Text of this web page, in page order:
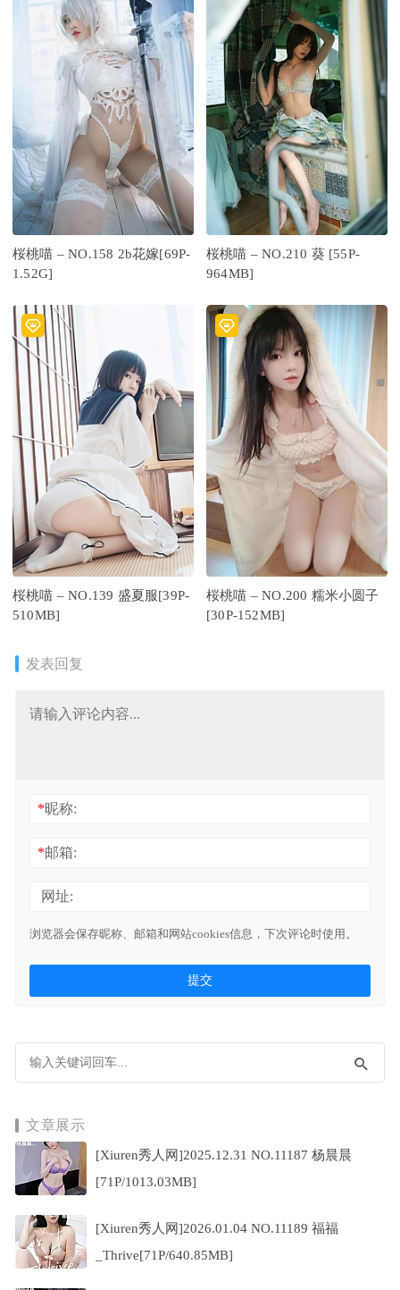
桜桃喵 – NO.158 2b花嫁[69P-
1.52G]
桜桃喵 – NO.210 葵 [55P-
964MB]
桜桃喵 – NO.139 盛夏服[39P-
510MB]
桜桃喵 – NO.200 糯米小圆子
[30P-152MB]
发表回复
*昵称:
*邮箱:
网址:
浏览器会保存昵称、邮箱和网站cookies信息，下次评论时使用。
文章展示
[Xiuren秀人网]2025.12.31 NO.11187 杨晨晨
[71P/1013.03MB]
[Xiuren秀人网]2026.01.04 NO.11189 福福
_Thrive[71P/640.85MB]